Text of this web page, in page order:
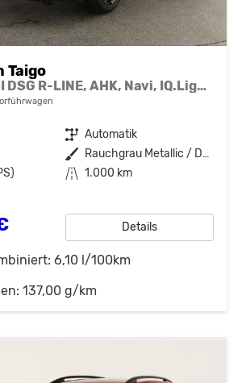
Taigo
R-Line 1.5 TSI DSG R-LINE, AHK, Navi, IQ.Light, Kamera, ACC, Winter
Getriebe Automatik
Außenfarbe
Rauchgrau Metallic / Dach schwarz
Kilometerstand 1.000 km
Details
6,10 l/100km
137,00 g/km